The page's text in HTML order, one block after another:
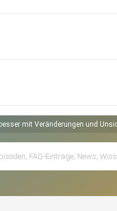
mit Veränderungen und